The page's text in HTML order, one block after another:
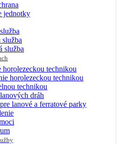
jednotky
služba
služba
horolezeckou technikou
horolezeckou technikou
technikou
dráh
lanové a ferratové parky